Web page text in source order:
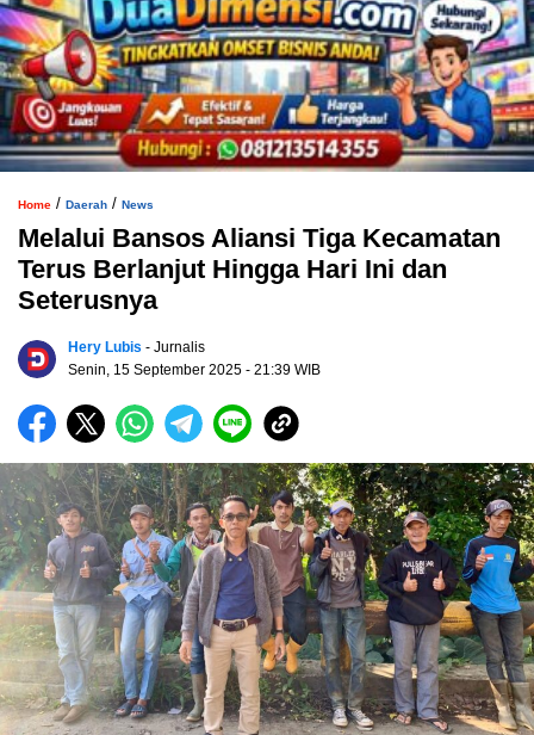
Home / Daerah / News
Melalui Bansos Aliansi Tiga Kecamatan
Terus Berlanjut Hingga Hari Ini dan
Seterusnya
Hery Lubis - Jurnalis
Senin, 15 September 2025 - 21:39 WIB